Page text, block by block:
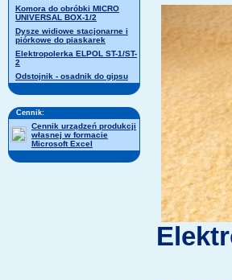
Komora do obróbki MICRO
UNIVERSAL BOX-1/2
Dysze widiowe stacjonarne i
piórkowe do piaskarek
Elektropolerka ELPOL ST-1/ST-
2
Odstojnik - osadnik do gipsu
Cennik:
Cennik urządzeń produkcji
własnej w formacie
Microsoft Excel